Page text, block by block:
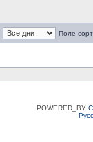
Поле
POWERED_BY